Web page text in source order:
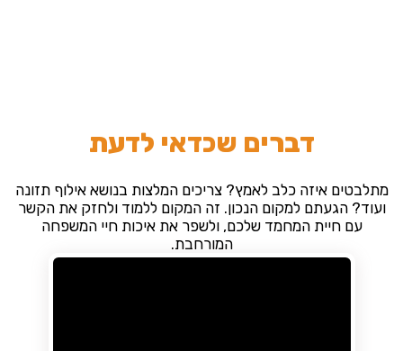
דברים שכדאי לדעת
מתלבטים איזה כלב לאמץ? צריכים המלצות בנושא אילוף תזונה
ועוד? הגעתם למקום הנכון. זה המקום ללמוד ולחזק את הקשר
עם חיית המחמד שלכם, ולשפר את איכות חיי המשפחה
המורחבת.